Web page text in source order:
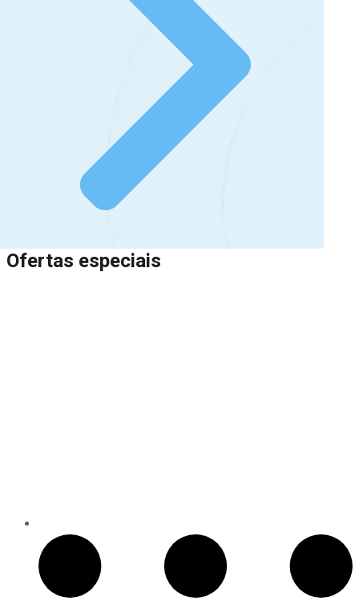
Ofertas especiais